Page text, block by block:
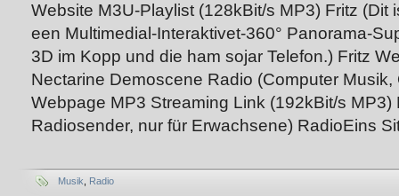
Website M3U-Playlist (128kBit/s MP3) Fritz (Dit
een Multimedial-Interaktivet-360° Panorama-
3D im Kopp und die ham sojar Telefon.) Fritz
Nectarine Demoscene Radio (Computer
Webpage MP3 Streaming Link (192kBit/s MP3)
Radiosender, nur für Erwachsene) RadioEins
Musik Radio